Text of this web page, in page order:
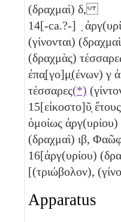
(δραχμαὶ) δ,
14[-ca.?-]
(γίνονται)
(δραχμὰς)
ἐπα̣[γο]μ̣(ένων) γ
τέσσαρες(*)
15[εἰκοστο]ῦ̣
ὁμοίως ἀ̣ργ(υρίου)
(δραχμαὶ) ιβ,
16[ἀργ(υρίου)
[(τριώβολον),
Apparatus